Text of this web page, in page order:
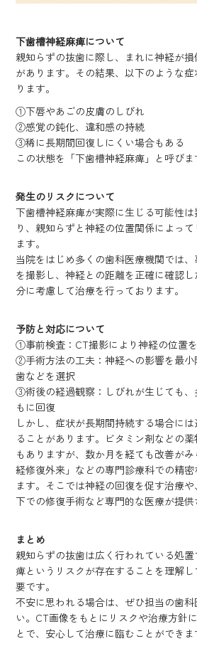
下歯槽神経麻痺について
親知らずの抜歯に際し、まれに神経が
があります。その結果、以下のような
ります。
①下唇やあごの皮膚のしびれ
②感覚の鈍化、違和感の持続
③稀に長期間回復しにくい場合もある
この状態を「下歯槽神経麻痺」と呼びま
発生のリスクについて
下歯槽神経麻痺が実際に生じる可能性
り、親知らずと神経の位置関係によっ
ます。
当院をはじめ多くの歯科医療機関では
を撮影し、神経との距離を正確に確認
分に考慮して治療を行っております。
予防と対応について
①事前検査：CT撮影により神経の位置
②手術方法の工夫：神経への影響を最
歯などを選択
③術後の経過観察：しびれが生じても、
もに回復
しかし、症状が長期間持続する場合に
ることがあります。ビタミン剤などの
もありますが、数か月を経ても改善が
経修復外来」などの専門診療科での精
ます。そこでは神経の回復を促す治療
下での修復手術など専門的な医療が提供
まとめ
親知らずの抜歯は広く行われている処
痺というリスクが存在することを理解
要です。
不安に思われる場合は、ぜひ担当の歯
い。CT画像をもとにリスクや治療方針
とで、安心して治療に臨むことができま